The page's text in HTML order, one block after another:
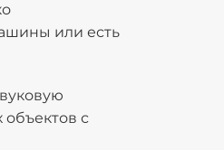
или есть
с